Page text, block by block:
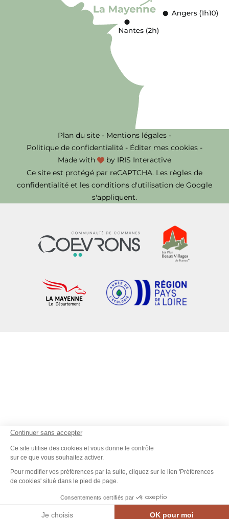
Continuer sans accepter
Ce site utilise des cookies et vous donne le contrôle
sur ce que vous souhaitez activer.
Pour modifier vos préférences par la suite, cliquez sur le lien 'Préférences
de cookies' situé dans le pied de page.
Consentements certifiés par
Je choisis OK pour moi
Contact
Plan du site - Mentions légales -
Politique de confidentialité - Éditer mes cookies -
Made with
by IRIS Interactive
Ce site est protégé par reCAPTCHA. Les règles de
confidentialité et les conditions d'utilisation de Google
s'appliquent.